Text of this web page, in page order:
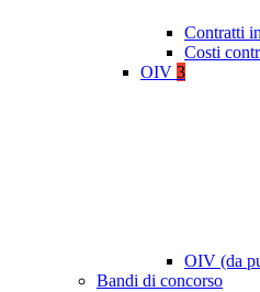
Contratti
Costi
OIV 3
OIV (da
Bandi di concorso